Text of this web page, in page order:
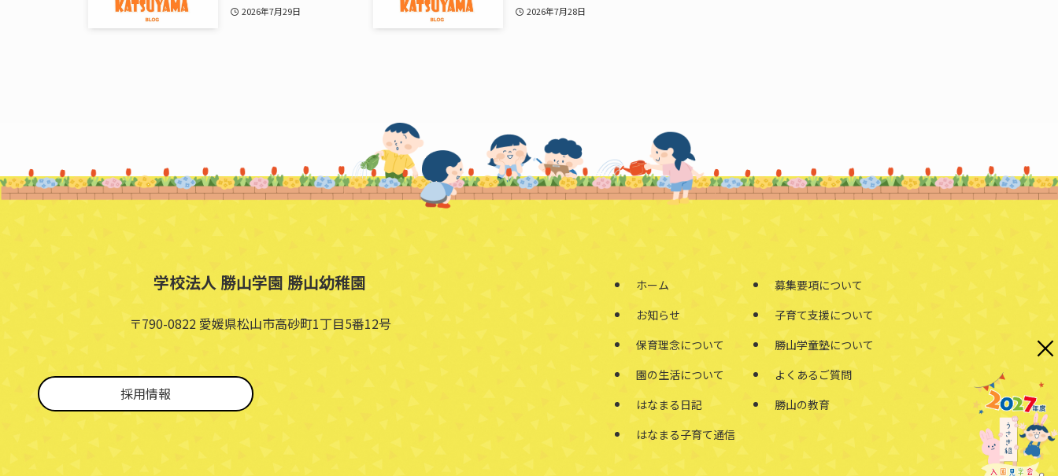
2026年7月29日 2026年7月28日
学校法人 勝山学園 勝山幼稚園
〒790-0822 愛媛県松山市高砂町1丁目5番12号
採用情報
ホーム
お知らせ
保育理念について
園の生活について
はなまる日記
はなまる子育て通信
募集要項について
子育て支援について
勝山学童塾について
よくあるご質問
勝山の教育
×